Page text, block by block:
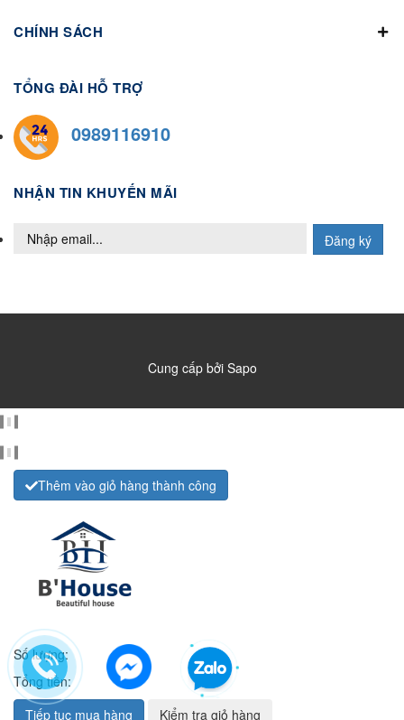
CHÍNH SÁCH
TỔNG ĐÀI HỖ TRỢ
0989116910
NHẬN TIN KHUYẾN MÃI
Đăng ký
Cung cấp bởi Sapo
Thêm vào giỏ hàng thành công
Số lượng:
Tổng tiền:
Tiếp tục mua hàng
Kiểm tra giỏ hàng